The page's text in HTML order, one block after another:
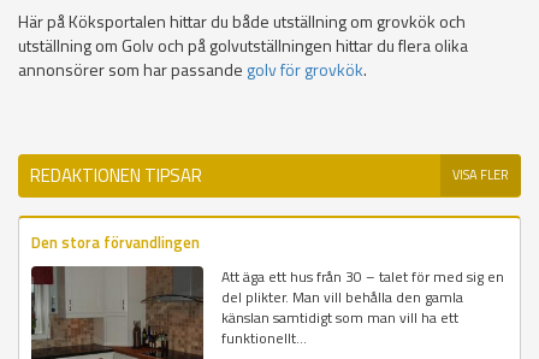
Här på Köksportalen hittar du både utställning om grovkök och
utställning om Golv och på golvutställningen hittar du flera olika
annonsörer som har passande golv för grovkök.
REDAKTIONEN TIPSAR VISA FLER
Den stora förvandlingen
Att äga ett hus från 30 – talet för med sig en
del plikter. Man vill behålla den gamla
känslan samtidigt som man vill ha ett
funktionellt...